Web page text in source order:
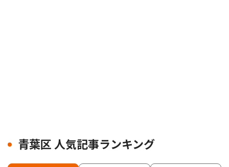
青葉区 人気記事ランキング